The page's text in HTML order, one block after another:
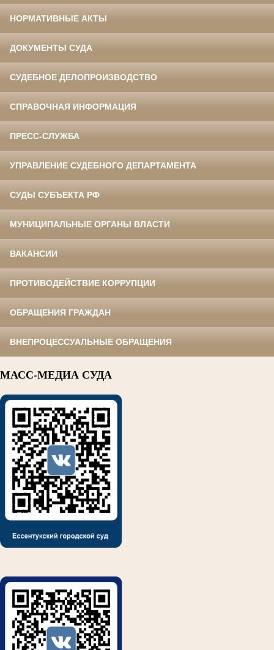
НОРМАТИВНЫЕ АКТЫ
ДОКУМЕНТЫ СУДА
СУДЕБНОЕ ДЕЛОПРОИЗВОДСТВО
СПРАВОЧНАЯ ИНФОРМАЦИЯ
ПРЕСС-СЛУЖБА
УПРАВЛЕНИЕ СУДЕБНОГО ДЕПАРТАМЕНТА
СУДЫ СУБЪЕКТА РФ
МУНИЦИПАЛЬНЫЕ ОРГАНЫ ВЛАСТИ
ВАКАНСИИ
ПРОТИВОДЕЙСТВИЕ КОРРУПЦИИ
ОБРАЩЕНИЯ ГРАЖДАН
ВНЕПРОЦЕССУАЛЬНЫЕ ОБРАЩЕНИЯ
МАСС-МЕДИА СУДА